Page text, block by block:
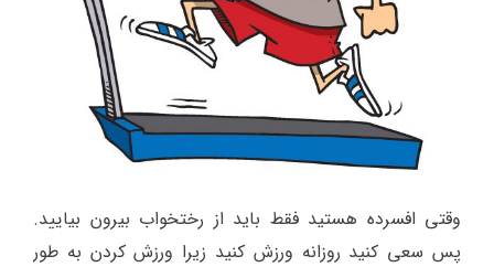
وقتی افسرده هستید فقط باید از رختخواب بیرون بیایید.
پس سعی کنید روزانه ورزش کنید زیرا ورزش کردن به طور